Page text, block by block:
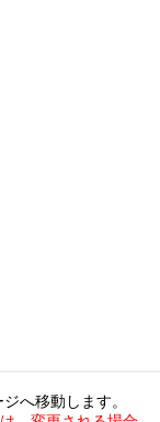
へ移動します。